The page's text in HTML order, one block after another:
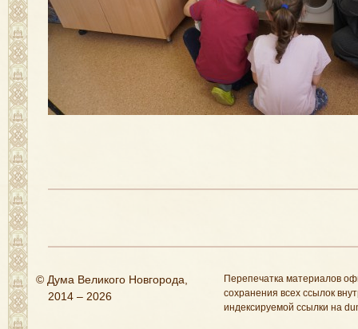
© Дума Великого Новгорода,
2014 – 2026
Перепечатка материалов
сохранения всех ссылок
индексируемой ссылки на